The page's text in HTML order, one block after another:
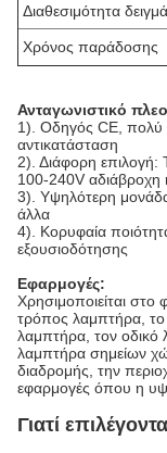
Διαθεσιμότητα
Χρόνος παράδοσης
Ανταγωνιστικό
1). Οδηγός CE, πολύ
αντικατάσταση
2). Διάφορη επιλογή:
100-240V αδιάβροχη
3). Υψηλότερη
άλλα
4). Κορυφαία
εξουσιοδότησης
Εφαρμογές:
Χρησιμοποιείται
τρόπος λαμπτήρα,
λαμπτήρα, τον
λαμπτήρα σημείων
διαδρομής, την
εφαρμογές όπου η
Γιατί